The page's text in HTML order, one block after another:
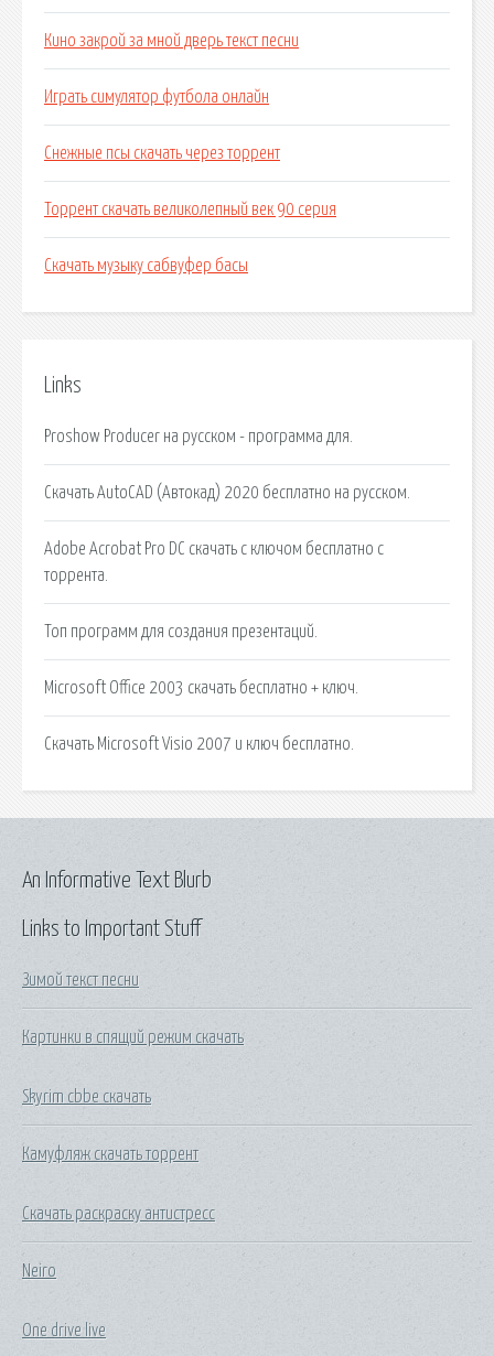
Кино закрой за мной дверь текст песни
Играть симулятор футбола онлайн
Снежные псы скачать через торрент
Торрент скачать великолепный век 90 серия
Скачать музыку сабвуфер басы
Links
Proshow Producer на русском - программа для.
Скачать AutoCAD (Автокад) 2020 бесплатно на русском.
Adobe Acrobat Pro DC скачать с ключом бесплатно с
торрента.
Топ программ для создания презентаций.
Microsoft Office 2003 скачать бесплатно + ключ.
Скачать Microsoft Visio 2007 и ключ бесплатно.
Links to Important Stuff
Зимой текст песни
Картинки в спящий режим скачать
Skyrim cbbe скачать
Камуфляж скачать торрент
Скачать раскраску антистресс
Neiro
One drive live
An Informative Text Blurb